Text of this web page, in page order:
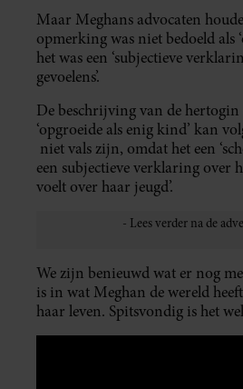
Maar Meghans advocaten
opmerking was niet bedoeld als
het was een ‘subjectieve
gevoelens’.
De beschrijving van de hertogin
‘opgroeide als enig kind’ kan
niet vals zijn, omdat het een
een subjectieve verklaring over
voelt over haar jeugd’.
We zijn benieuwd wat er nog
is in wat Meghan de wereld
haar leven. Spitsvondig is het